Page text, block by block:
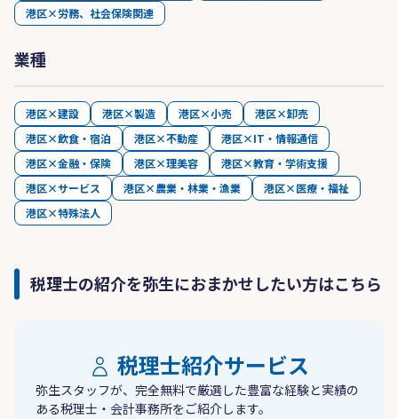
港区×労務、社会保険関連
業種
港区×建設 港区×製造 港区×小売
港区×卸売
港区×飲食・宿泊
港区×不動産
港区×IT・情報通信
港区×金融・保険
港区×理美容
港区×教育・学術支援
港区×サービス
港区×農業・林業・漁業
港区×医療・福祉
港区×特殊法人
税理士の紹介を弥生におまかせしたい方はこちら
税理士紹介サービス
弥生スタッフが、完全無料で厳選した豊富な経験と実績の
ある税理士・会計事務所をご紹介します。